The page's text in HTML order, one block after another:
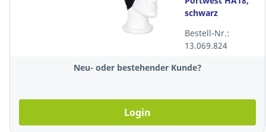
schwarz
Bestell-Nr.:
13.069.824
Neu- oder bestehender Kunde?
Login